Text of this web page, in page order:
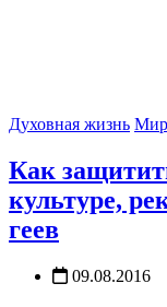
Духовная жизнь
Как
культуре,
геев
09.08.2016